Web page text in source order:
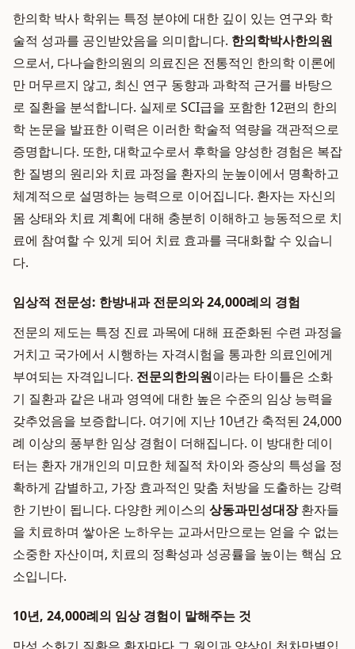
한의학 박사 학위는 특정 분야에 대한 깊이 있는 연구와 학
술적 성과를 공인받았음을 의미합니다. 한의학박사한의원
으로서, 다나슬한의원의 의료진은 전통적인 한의학 이론에
만 머무르지 않고, 최신 연구 동향과 과학적 근거를 바탕으
로 질환을 분석합니다. 실제로 SCI급을 포함한 12편의 한의
학 논문을 발표한 이력은 이러한 학술적 역량을 객관적으로
증명합니다. 또한, 대학교수로서 후학을 양성한 경험은 복잡
한 질병의 원리와 치료 과정을 환자의 눈높이에서 명확하고
체계적으로 설명하는 능력으로 이어집니다. 환자는 자신의
몸 상태와 치료 계획에 대해 충분히 이해하고 능동적으로 치
료에 참여할 수 있게 되어 치료 효과를 극대화할 수 있습니
다.
임상적 전문성: 한방내과 전문의와 24,000례의 경험
전문의 제도는 특정 진료 과목에 대해 표준화된 수련 과정을
거치고 국가에서 시행하는 자격시험을 통과한 의료인에게
부여되는 자격입니다. 전문의한의원이라는 타이틀은 소화
기 질환과 같은 내과 영역에 대한 높은 수준의 임상 능력을
갖추었음을 보증합니다. 여기에 지난 10년간 축적된 24,000
례 이상의 풍부한 임상 경험이 더해집니다. 이 방대한 데이
터는 환자 개개인의 미묘한 체질적 차이와 증상의 특성을 정
확하게 감별하고, 가장 효과적인 맞춤 처방을 도출하는 강력
한 기반이 됩니다. 다양한 케이스의 상동과민성대장환자들
을 치료하며 쌓아온 노하우는 교과서만으로는 얻을 수 없는
소중한 자산이며, 치료의 정확성과 성공률을 높이는 핵심 요
소입니다.
10년, 24,000례의 임상 경험이 말해주는 것